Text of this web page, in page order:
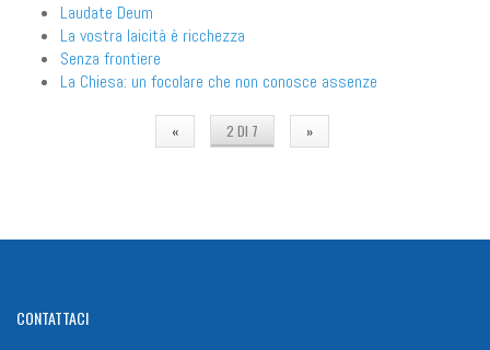
Laudate Deum
La vostra laicità è ricchezza
Senza frontiere
La Chiesa: un focolare che non conosce assenze
« 2 DI 7 »
CONTATTACI